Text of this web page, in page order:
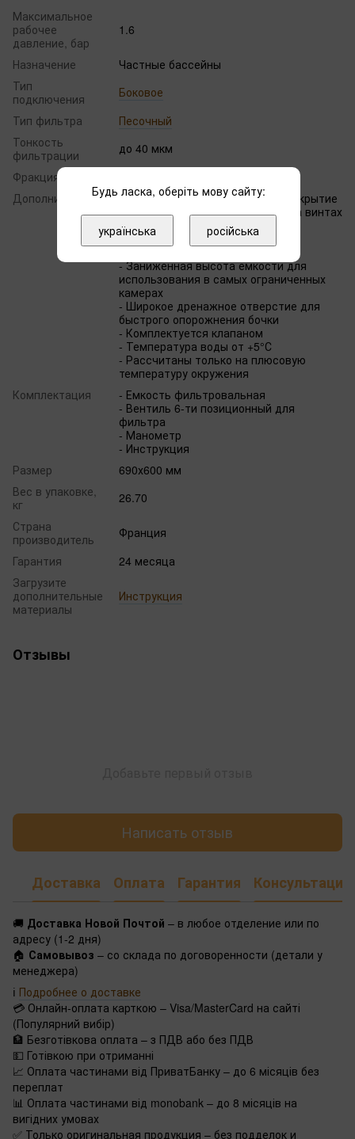
Максимальное
рабочее
давление, бар
1.6
Назначение
Частные бассейны
Тип
подключения
Боковое
Тип фильтра
Песочный
Тонкость
фильтрации
до 40 мкм
Фракция, мм
Дополнительно
- Черное финишное глянцевое покрытие
- Пластиковая верхняя крышка на винтах
с датчиком давления
- Минимальная необходимость
обслуживания и ухода
- Заниженная высота емкости для
использования в самых ограниченных
камерах
- Широкое дренажное отверстие для
быстрого опорожнения бочки
- Комплектуется клапаном
- Температура воды от +5°С
- Рассчитаны только на плюсовую
температуру окружения
Комплектация
- Емкость фильтровальная
- Вентиль 6-ти позиционный для
фильтра
- Манометр
- Инструкция
Размер
690х600 мм
Вес в упаковке,
кг
26.70
Страна
производитель
Франция
Гарантия
24 месяца
Загрузите
дополнительные
материалы
Инструкция
Отзывы
Написать отзыв
Доставка Оплата Гарантия Консультация
🚚 Доставка Новой Почтой – в любое отделение или по
адресу (1-2 дня)
🏠 Самовывоз – со склада по договоренности (детали у
менеджера)
ℹ️ Подробнее о доставке
💳 Онлайн-оплата карткою – Visa/MasterCard на сайті
(Популярний вибір)
🏦 Безготівкова оплата – з ПДВ або без ПДВ
💵 Готівкою при отриманні
📈 Оплата частинами від ПриватБанку – до 6 місяців без
переплат
📊 Оплата частинами від monobank – до 8 місяців на
вигідних умовах
✅ Только оригинальная продукция – без подделок и
Будь ласка, оберіть мову сайту:
українська російська